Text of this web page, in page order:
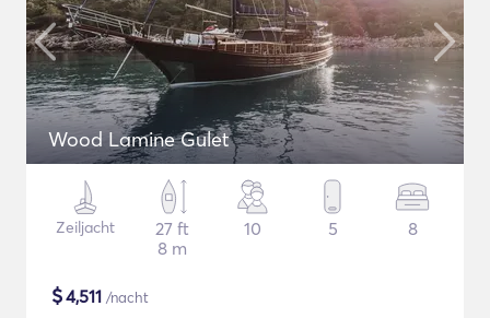
Wood Lamine Gulet
Zeiljacht
27 ft
8 m
10 5 8
$4,511 /nacht